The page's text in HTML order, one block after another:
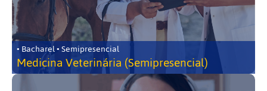
• Bacharel • Semipresencial
Medicina Veterinária (Semipresencial)